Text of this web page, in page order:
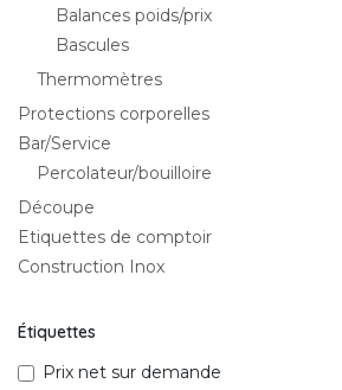
Balances poids/prix
Bascules
Thermomètres
Protections corporelles
Bar/Service
Percolateur/bouilloire
Découpe
Etiquettes de comptoir
Construction Inox
Étiquettes
Prix net sur demande